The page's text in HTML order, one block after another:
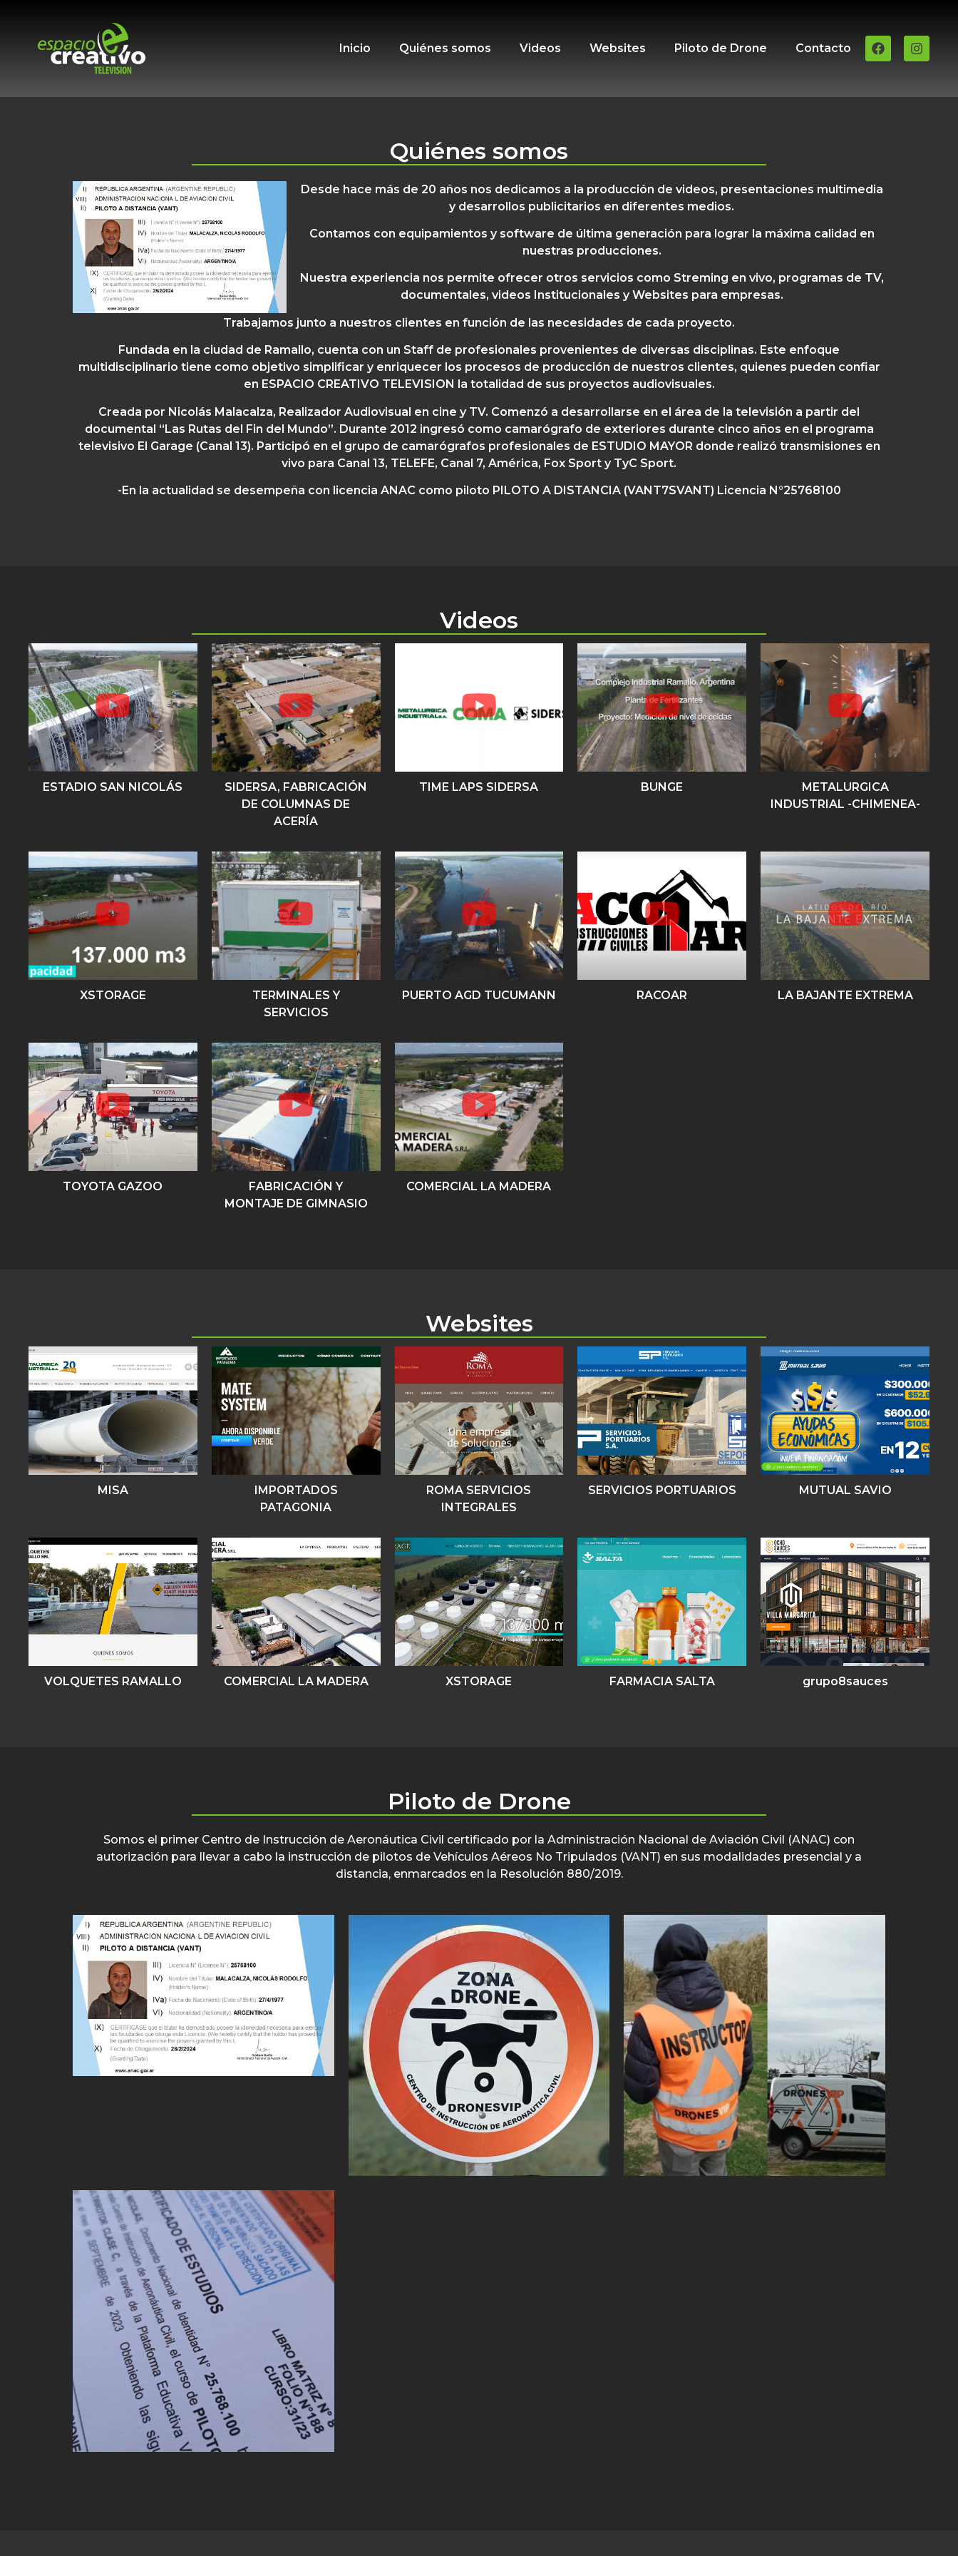
Inicio Quiénes somos Videos Websites Piloto de Drone Contacto
Quiénes somos
Desde hace más de 20 años nos dedicamos a la producción de videos, presentaciones multimedia
y desarrollos publicitarios en diferentes medios.
Contamos con equipamientos y software de última generación para lograr la máxima calidad en
nuestras producciones.
Nuestra experiencia nos permite ofrecer otros servicios como Streming en vivo, programas de TV,
documentales, videos Institucionales y Websites para empresas.
Trabajamos junto a nuestros clientes en función de las necesidades de cada proyecto.
Fundada en la ciudad de Ramallo, cuenta con un Staff de profesionales provenientes de diversas disciplinas. Este enfoque
multidisciplinario tiene como objetivo simplificar y enriquecer los procesos de producción de nuestros clientes, quienes pueden confiar
en ESPACIO CREATIVO TELEVISION la totalidad de sus proyectos audiovisuales.
Creada por Nicolás Malacalza, Realizador Audiovisual en cine y TV. Comenzó a desarrollarse en el área de la televisión a partir del
documental “Las Rutas del Fin del Mundo”. Durante 2012 ingresó como camarógrafo de exteriores durante cinco años en el programa
televisivo El Garage (Canal 13). Participó en el grupo de camarógrafos profesionales de ESTUDIO MAYOR donde realizó transmisiones en
vivo para Canal 13, TELEFE, Canal 7, América, Fox Sport y TyC Sport.
-En la actualidad se desempeña con licencia ANAC como piloto PILOTO A DISTANCIA (VANT7SVANT) Licencia N°25768100
Videos
ESTADIO SAN NICOLÁS
SIDERSA, FABRICACIÓN
DE COLUMNAS DE
ACERÍA
TIME LAPS SIDERSA BUNGE
METALURGICA
INDUSTRIAL -CHIMENEA-
XSTORAGE
TERMINALES Y
SERVICIOS
PUERTO AGD TUCUMANN RACOAR LA BAJANTE EXTREMA
TOYOTA GAZOO
FABRICACIÓN Y
MONTAJE DE GIMNASIO
COMERCIAL LA MADERA
Websites
MISA
IMPORTADOS
PATAGONIA
ROMA SERVICIOS
INTEGRALES
SERVICIOS PORTUARIOS MUTUAL SAVIO
VOLQUETES RAMALLO COMERCIAL LA MADERA XSTORAGE FARMACIA SALTA grupo8sauces
Piloto de Drone
Somos el primer Centro de Instrucción de Aeronáutica Civil certificado por la Administración Nacional de Aviación Civil (ANAC) con
autorización para llevar a cabo la instrucción de pilotos de Vehículos Aéreos No Tripulados (VANT) en sus modalidades presencial y a
distancia, enmarcados en la Resolución 880/2019.